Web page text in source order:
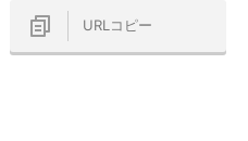
URLコピー